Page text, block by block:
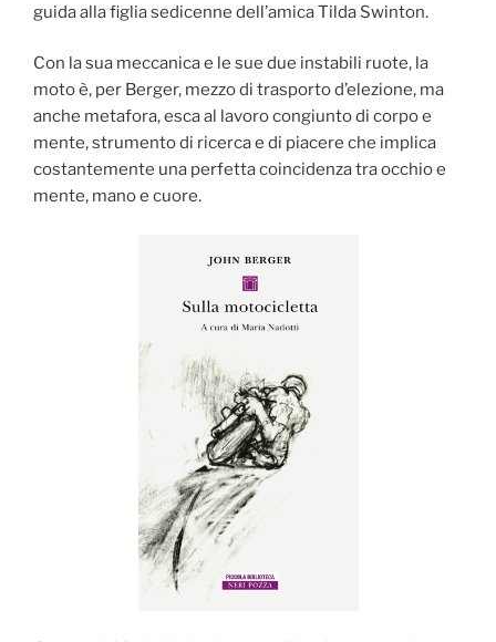
guida alla figlia sedicenne dell’amica Tilda Swinton.
Con la sua meccanica e le sue due instabili ruote, la
moto è, per Berger, mezzo di trasporto d’elezione, ma
anche metafora, esca al lavoro congiunto di corpo e
mente, strumento di ricerca e di piacere che implica
costantemente una perfetta coincidenza tra occhio e
mente, mano e cuore.